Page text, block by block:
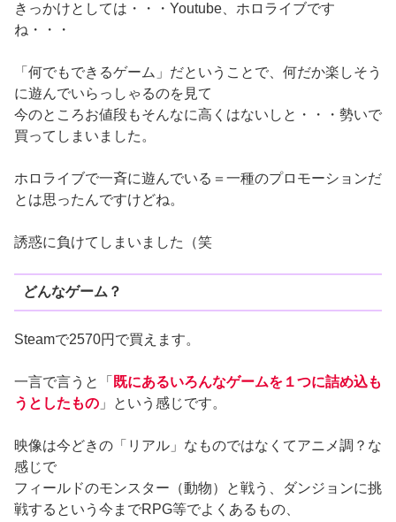
きっかけとしては・・・Youtube、ホロライブです
ね・・・
「何でもできるゲーム」だということで、何だか楽しそう
に遊んでいらっしゃるのを見て
今のところお値段もそんなに高くはないしと・・・勢いで
買ってしまいました。
ホロライブで一斉に遊んでいる＝一種のプロモーションだ
とは思ったんですけどね。
誘惑に負けてしまいました（笑
どんなゲーム？
Steamで2570円で買えます。
一言で言うと「 既にあるいろんなゲームを１つに詰め込も
うとしたもの 」という感じです。
映像は今どきの「リアル」なものではなくてアニメ調？な
感じで
フィールドのモンスター（動物）と戦う、ダンジョンに挑
戦するという今までRPG等でよくあるもの、